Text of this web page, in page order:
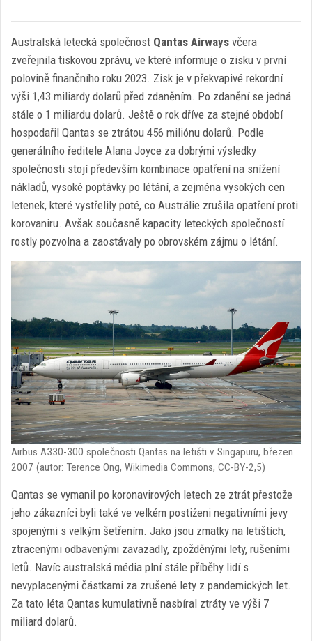
Australská letecká společnost Qantas Airways včera
zveřejnila tiskovou zprávu, ve které informuje o zisku v první
polovině finančního roku 2023. Zisk je v překvapivé rekordní
výši 1,43 miliardy dolarů před zdaněním. Po zdanění se jedná
stále o 1 miliardu dolarů. Ještě o rok dříve za stejné období
hospodařil Qantas se ztrátou 456 miliónu dolarů. Podle
generálního ředitele Alana Joyce za dobrými výsledky
společnosti stojí především kombinace opatření na snížení
nákladů, vysoké poptávky po létání, a zejména vysokých cen
letenek, které vystřelily poté, co Austrálie zrušila opatření proti
korovaniru. Avšak současně kapacity leteckých společností
rostly pozvolna a zaostávaly po obrovském zájmu o létání.
Airbus A330-300 společnosti Qantas na letišti v Singapuru, březen
2007 (autor: Terence Ong, Wikimedia Commons, CC-BY-2,5)
Qantas se vymanil po koronavirových letech ze ztrát přestože
jeho zákazníci byli také ve velkém postiženi negativními jevy
spojenými s velkým šetřením. Jako jsou zmatky na letištích,
ztracenými odbavenými zavazadly, zpožděnými lety, rušeními
letů. Navíc australská média plní stále příběhy lidí s
nevyplacenými částkami za zrušené lety z pandemických let.
Za tato léta Qantas kumulativně nasbíral ztráty ve výši 7
miliard dolarů.